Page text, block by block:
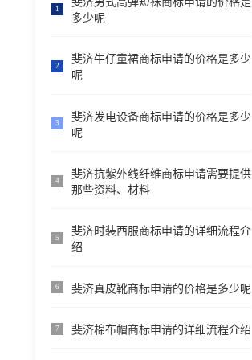
1
多少呢
2
斐济牛仔童裙商标申请的价格是多少
呢
3
斐济发电设备商标申请的价格是多少
呢
4
斐济抗紫外线纤维商标申请需要提供
那些资料、材料
5
斐济时装西服商标申请的详细流程介
绍
6 斐济真皮靴商标申请的价格是多少呢
7 斐济棉布帽商标申请的详细流程介绍